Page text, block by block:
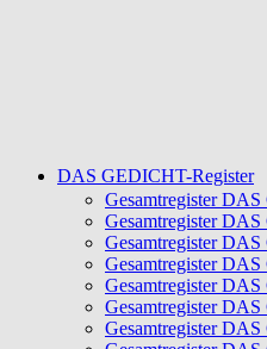
DAS GEDICHT-Register
Gesamtregister
Gesamtregister
Gesamtregister
Gesamtregister
Gesamtregister
Gesamtregister
Gesamtregister